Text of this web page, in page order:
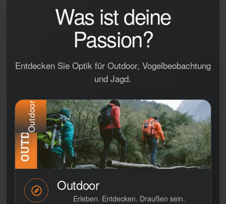
Was ist deine
Passion?
Entdecken Sie Optik für Outdoor, Vogelbeobachtung
und Jagd.
Outdoor
Outdoor
Erleben. Entdecken. Draußen sein.